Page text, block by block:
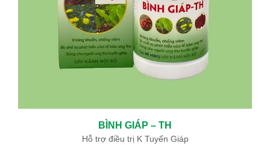
BÌNH GIÁP – TH
Hỗ trợ điều trị K Tuyến Giáp